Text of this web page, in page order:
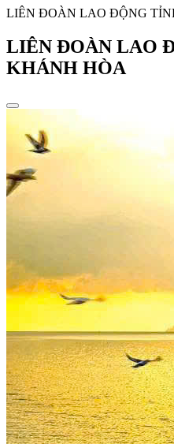
LIÊN ĐOÀN LAO ĐỘNG
LIÊN ĐOÀN LAO
KHÁNH HÒA